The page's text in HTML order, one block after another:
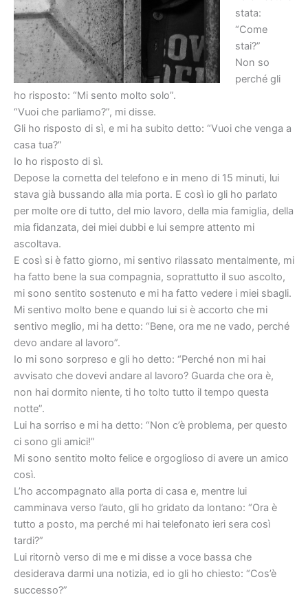
stata:
“Come
stai?”
Non so
perché gli
ho risposto: “Mi sento molto solo”.
“Vuoi che parliamo?”, mi disse.
Gli ho risposto di sì, e mi ha subito detto: “Vuoi che venga a
casa tua?”
Io ho risposto di sì.
Depose la cornetta del telefono e in meno di 15 minuti, lui
stava già bussando alla mia porta. E così io gli ho parlato
per molte ore di tutto, del mio lavoro, della mia famiglia, della
mia fidanzata, dei miei dubbi e lui sempre attento mi
ascoltava.
E così si è fatto giorno, mi sentivo rilassato mentalmente, mi
ha fatto bene la sua compagnia, soprattutto il suo ascolto,
mi sono sentito sostenuto e mi ha fatto vedere i miei sbagli.
Mi sentivo molto bene e quando lui si è accorto che mi
sentivo meglio, mi ha detto: “Bene, ora me ne vado, perché
devo andare al lavoro”.
Io mi sono sorpreso e gli ho detto: “Perché non mi hai
avvisato che dovevi andare al lavoro? Guarda che ora è,
non hai dormito niente, ti ho tolto tutto il tempo questa
notte”.
Lui ha sorriso e mi ha detto: “Non c’è problema, per questo
ci sono gli amici!”
Mi sono sentito molto felice e orgoglioso di avere un amico
così.
L’ho accompagnato alla porta di casa e, mentre lui
camminava verso l’auto, gli ho gridato da lontano: “Ora è
tutto a posto, ma perché mi hai telefonato ieri sera così
tardi?”
Lui ritornò verso di me e mi disse a voce bassa che
desiderava darmi una notizia, ed io gli ho chiesto: “Cos’è
successo?”